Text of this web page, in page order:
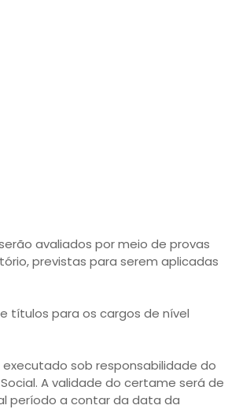
avaliados por meio de provas
previstas para serem aplicadas
títulos para os cargos de nível
sob responsabilidade do
A validade do certame será de
período a contar da data da